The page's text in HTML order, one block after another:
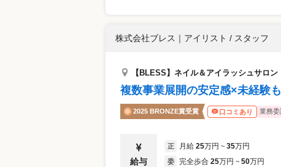
株式会社ブレス ｜ アイリスト / スタッフ
【BLESS】ネイル＆アイラッシュサロ
複数事業展開の安定感×未経験
2025 BRONZE賞受賞 口コミあり 業務委
給与
正 月給 25万円 ~ 35万円
委 完全歩合 25万円 ~ 50万円